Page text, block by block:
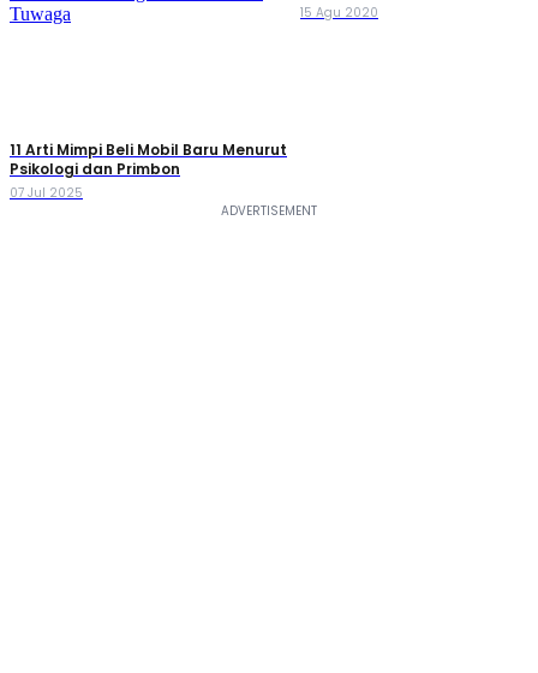
11 Arti Mimpi Beli Mobil Baru Menurut
Psikologi dan Primbon
07 Jul 2025
15 Agu 2020